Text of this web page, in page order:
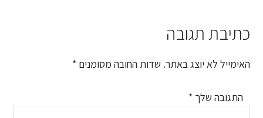
Reader
Interactions
כתיבת תגובה
האימייל לא יוצג באתר. שדות החובה מסומנים *
התגובה שלך *